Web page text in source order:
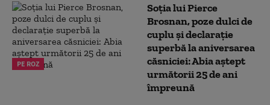
PE ROZ
Soția lui Pierce
Brosnan, poze dulci de
cuplu și declarație
superbă la aniversarea
căsniciei: Abia aștept
următorii 25 de ani
împreună